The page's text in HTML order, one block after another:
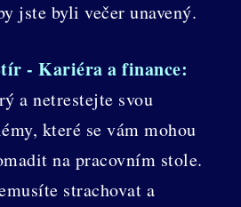
jste byli večer unavený.
- Kariéra a finance:
a netrestejte svou
které se vám mohou
na pracovním stole.
strachovat a